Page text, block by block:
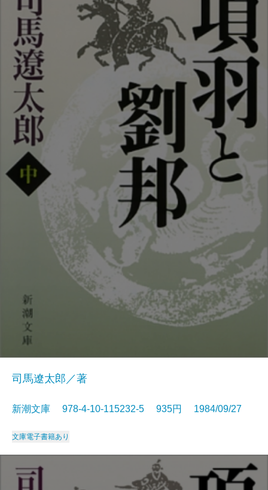
司馬遼太郎／著
新潮文庫 978-4-10-115232-5 935円 1984/09/27
文庫電子書籍あり